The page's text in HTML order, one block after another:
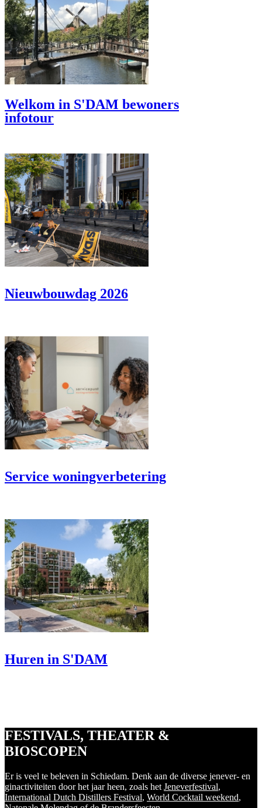
Welkom in S'DAM bewoners
infotour
Nieuwbouwdag 2026
Service woningverbetering
Huren in S'DAM
FESTIVALS, THEATER &
BIOSCOPEN
Er is veel te beleven in Schiedam. Denk aan de diverse jenever- en
ginactiviteiten door het jaar heen, zoals het Jeneverfestival,
International Dutch Distillers Festival, World Cocktail weekend,